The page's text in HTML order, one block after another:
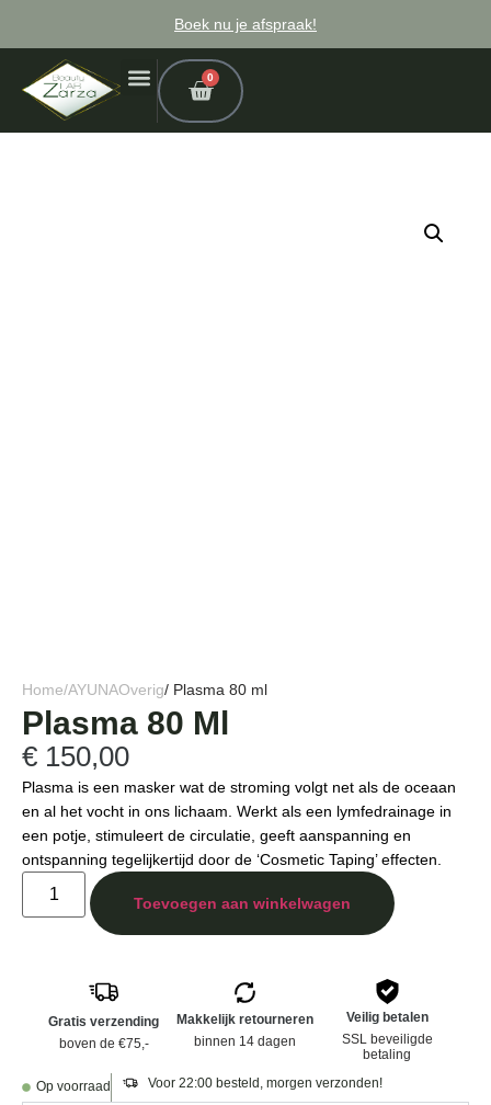
Boek nu je afspraak!
0
Home/AYUNAOverig/ Plasma 80 ml
Plasma 80 Ml
€ 150,00
Plasma is een masker wat de stroming volgt net als de oceaan
en al het vocht in ons lichaam. Werkt als een lymfedrainage in
een potje, stimuleert de circulatie, geeft aanspanning en
ontspanning tegelijkertijd door de ‘Cosmetic Taping’ effecten.
Toevoegen aan winkelwagen
Gratis verzending
boven de €75,-
Makkelijk retourneren
binnen 14 dagen
Veilig betalen
SSL beveiligde
betaling
Op voorraad Voor 22:00 besteld, morgen verzonden!